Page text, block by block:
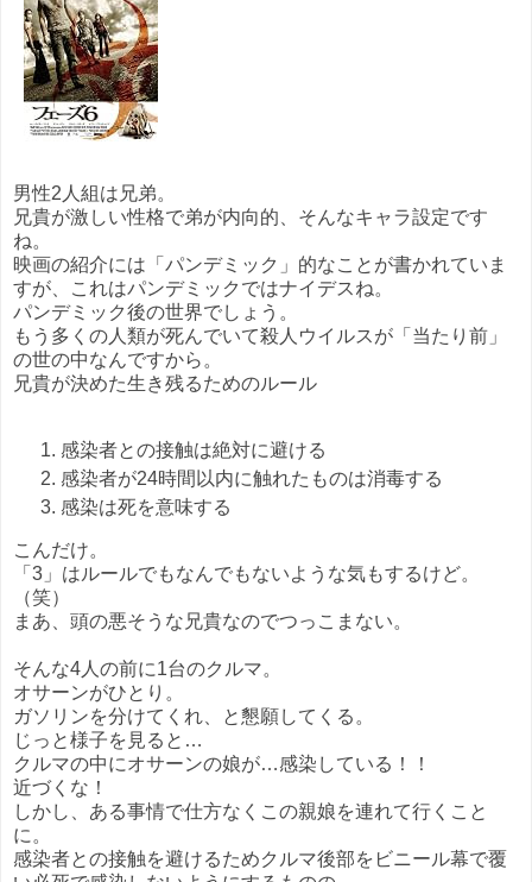
男性2人組は兄弟。
兄貴が激しい性格で弟が内向的、そんなキャラ設定です
ね。
映画の紹介には「パンデミック」的なことが書かれていま
すが、これはパンデミックではナイデスね。
パンデミック後の世界でしょう。
もう多くの人類が死んでいて殺人ウイルスが「当たり前」
の世の中なんですから。
兄貴が決めた生き残るためのルール
感染者との接触は絶対に避ける
感染者が24時間以内に触れたものは消毒する
感染は死を意味する
こんだけ。
「3」はルールでもなんでもないような気もするけど。
（笑）
まあ、頭の悪そうな兄貴なのでつっこまない。
そんな4人の前に1台のクルマ。
オサーンがひとり。
ガソリンを分けてくれ、と懇願してくる。
じっと様子を見ると…
クルマの中にオサーンの娘が…感染している！！
近づくな！
しかし、ある事情で仕方なくこの親娘を連れて行くこと
に。
感染者との接触を避けるためクルマ後部をビニール幕で覆